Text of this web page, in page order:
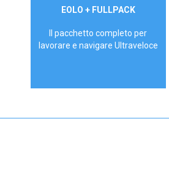
34,90 €/meseEOLO + FULLPACK
Il pacchetto completo per
lavorare e navigare Ultraveloce